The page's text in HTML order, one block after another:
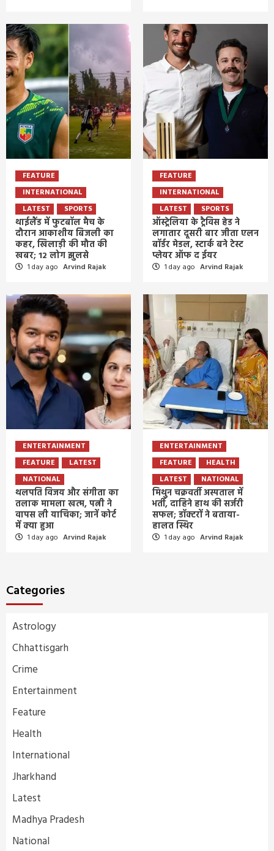
FEATURE
INTERNATIONAL
LATEST
SPORTS
थाईलैंड में फुटबॉल मैच के
दौरान आकाशीय बिजली का
कहर, खिलाड़ी की मौत की
खबर; 12 लोग झुलसे
1 day ago Arvind Rajak
FEATURE
INTERNATIONAL
LATEST
SPORTS
ऑस्ट्रेलिया के ट्रैविस हेड ने
लगातार दूसरी बार जीता एलन
बॉर्डर मेडल, स्टार्क बने टेस्ट
प्लेयर ऑफ द ईयर
1 day ago Arvind Rajak
ENTERTAINMENT
FEATURE
LATEST
NATIONAL
थलपति विजय और संगीता का
तलाक मामला खत्म, पत्नी ने
वापस ली याचिका; जानें कोर्ट
में क्या हुआ
1 day ago Arvind Rajak
ENTERTAINMENT
FEATURE
HEALTH
LATEST
NATIONAL
मिथुन चक्रवर्ती अस्पताल में
भर्ती, दाहिने हाथ की सर्जरी
सफल; डॉक्टरों ने बताया-
हालत स्थिर
1 day ago Arvind Rajak
Categories
Astrology
Chhattisgarh
Crime
Entertainment
Feature
Health
International
Jharkhand
Latest
Madhya Pradesh
National